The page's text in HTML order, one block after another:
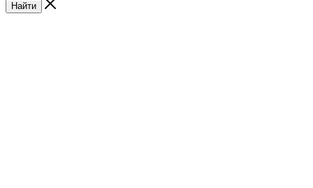
Найти